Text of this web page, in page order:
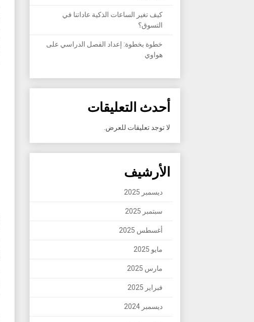
كيف تغير الساعات الذكية عاداتنا في
التسوق؟
خطوة بخطوة: إعداد الفصل الدراسي على
هواوي
أحدث التعليقات
لا توجد تعليقات للعرض.
الأرشيف
ديسمبر 2025
سبتمبر 2025
أغسطس 2025
مايو 2025
مارس 2025
فبراير 2025
ديسمبر 2024